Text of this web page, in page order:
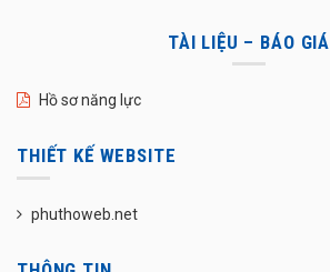
TÀI LIỆU – BÁO GIÁ
Hồ sơ năng lực
THIẾT KẾ WEBSITE
phuthoweb.net